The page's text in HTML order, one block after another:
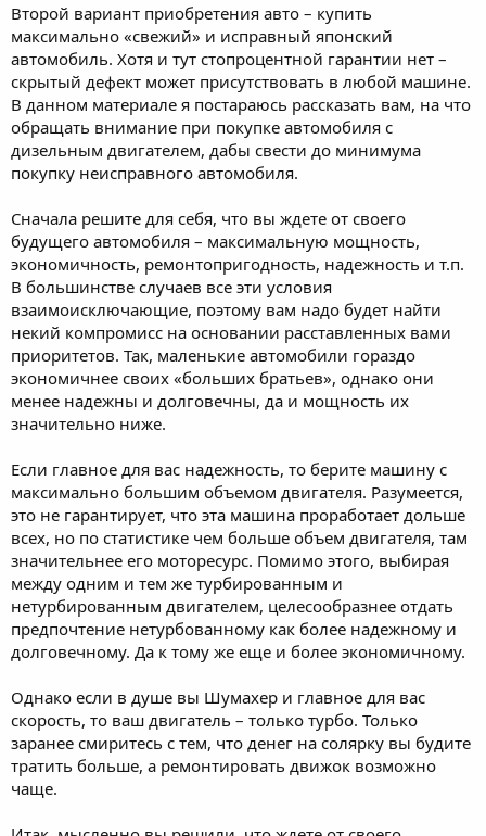
Второй вариант приобретения авто – купить
максимально «свежий» и исправный японский
автомобиль. Хотя и тут стопроцентной гарантии нет –
скрытый дефект может присутствовать в любой машине.
В данном материале я постараюсь рассказать вам, на что
обращать внимание при покупке автомобиля с
дизельным двигателем, дабы свести до минимума
покупку неисправного автомобиля.
Сначала решите для себя, что вы ждете от своего
будущего автомобиля – максимальную мощность,
экономичность, ремонтопригодность, надежность и т.п.
В большинстве случаев все эти условия
взаимоисключающие, поэтому вам надо будет найти
некий компромисс на основании расставленных вами
приоритетов. Так, маленькие автомобили гораздо
экономичнее своих «больших братьев», однако они
менее надежны и долговечны, да и мощность их
значительно ниже.
Если главное для вас надежность, то берите машину с
максимально большим объемом двигателя. Разумеется,
это не гарантирует, что эта машина проработает дольше
всех, но по статистике чем больше объем двигателя, там
значительнее его моторесурс. Помимо этого, выбирая
между одним и тем же турбированным и
нетурбированным двигателем, целесообразнее отдать
предпочтение нетурбованному как более надежному и
долговечному. Да к тому же еще и более экономичному.
Однако если в душе вы Шумахер и главное для вас
скорость, то ваш двигатель – только турбо. Только
заранее смиритесь с тем, что денег на солярку вы будите
тратить больше, а ремонтировать движок возможно
чаще.